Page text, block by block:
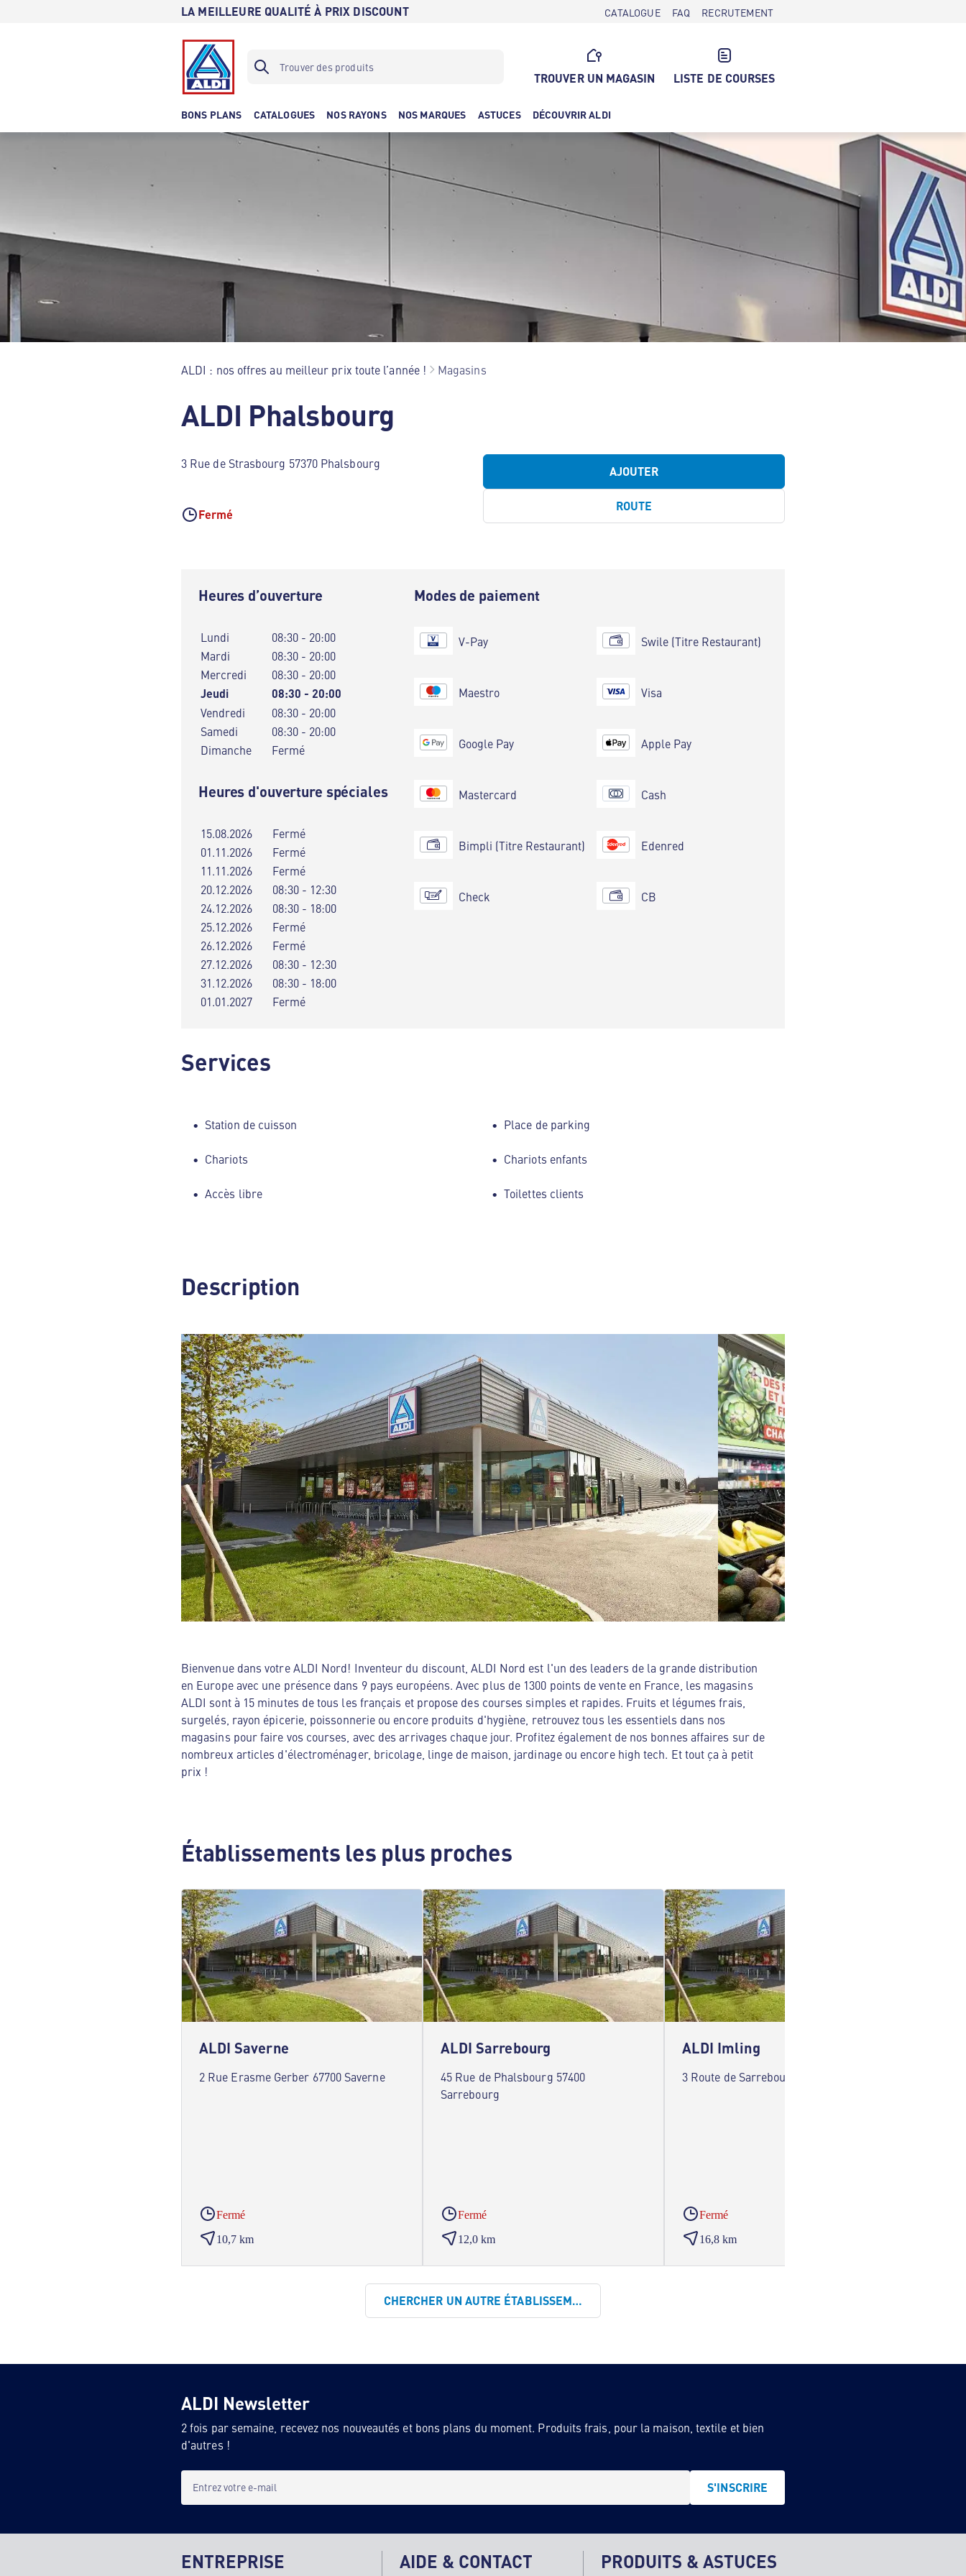
LA MEILLEURE QUALITÉ À PRIX DISCOUNT CATALOGUE FAQ RECRUTEMENT
TROUVER UN MAGASIN LISTE DE COURSES
BONS PLANS CATALOGUES NOS RAYONS NOS MARQUES ASTUCES DÉCOUVRIR ALDI
ALDI : nos offres au meilleur prix toute l’année ! Magasins
ALDI Phalsbourg
3 Rue de Strasbourg 57370 Phalsbourg
Fermé
AJOUTER
ROUTE
Heures d’ouverture
Lundi
08:30 - 20:00
Mardi
08:30 - 20:00
Mercredi
08:30 - 20:00
Jeudi 08:30 - 20:00
Vendredi
08:30 - 20:00
Samedi
08:30 - 20:00
Dimanche
Fermé
Heures d'ouverture spéciales
15.08.2026
Fermé
01.11.2026
Fermé
11.11.2026
Fermé
20.12.2026
08:30 - 12:30
24.12.2026
08:30 - 18:00
25.12.2026
Fermé
26.12.2026
Fermé
27.12.2026
08:30 - 12:30
31.12.2026
08:30 - 18:00
01.01.2027
Fermé
Modes de paiement
V-Pay
Maestro
Google Pay
Mastercard
Bimpli (Titre Restaurant)
Check
Swile (Titre Restaurant)
Visa
Apple Pay
Cash
Edenred
CB
Services
Station de cuisson Place de parking
Chariots Chariots enfants
Accès libre Toilettes clients
Description
Bienvenue dans votre ALDI Nord! Inventeur du discount, ALDI Nord est l'un des leaders de la grande distribution
en Europe avec une présence dans 9 pays européens. Avec plus de 1300 points de vente en France, les magasins
ALDI sont à 15 minutes de tous les français et propose des courses simples et rapides. Fruits et légumes frais,
surgelés, rayon épicerie, poissonnerie ou encore produits d'hygiène, retrouvez tous les essentiels dans nos
magasins pour faire vos courses, avec des arrivages chaque jour. Profitez également de nos bonnes affaires sur de
nombreux articles d'électroménager, bricolage, linge de maison, jardinage ou encore high tech. Et tout ça à petit
prix !
Établissements les plus proches
ALDI Saverne
2 Rue Erasme Gerber 67700 Saverne
Fermé
10,7 km
ALDI Sarrebourg
45 Rue de Phalsbourg 57400
Sarrebourg
Fermé
12,0 km
ALDI Imling
3 Route de Sarrebourg 57400 Imling
Fermé
16,8 km
CHERCHER UN AUTRE ÉTABLISSEMENT
ALDI Newsletter
2 fois par semaine, recevez nos nouveautés et bons plans du moment. Produits frais, pour la maison, textile et bien
d'autres !
Entrez votre e-mail S'INSCRIRE
ENTREPRISE AIDE & CONTACT PRODUITS & ASTUCES